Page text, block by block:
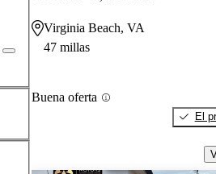
Virginia Beach, VA
47 millas
Buena oferta
El